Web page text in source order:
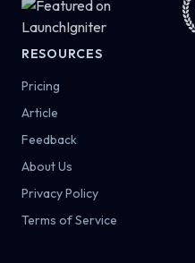
RESOURCES
Pricing
Article
Feedback
About Us
Privacy Policy
Terms of Service